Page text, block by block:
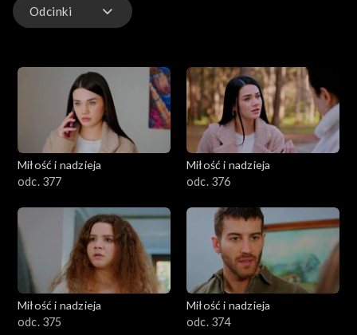
Odcinki
Miłość i nadzieja
odc. 377
Miłość i nadzieja
odc. 376
Miłość i nadzieja
odc. 375
Miłość i nadzieja
odc. 374